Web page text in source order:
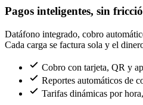
Pagos inteligentes, sin
Datáfono integrado, cobro
Cada carga se factura sola y el
Cobro con tarjeta, QR y
Reportes automáticos de
Tarifas dinámicas por